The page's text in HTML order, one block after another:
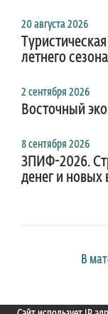
20 августа 2026
летнего сезона
2 сентября 2026
Восточный
8 сентября 2026
ЗПИФ-2026.
денег и
В